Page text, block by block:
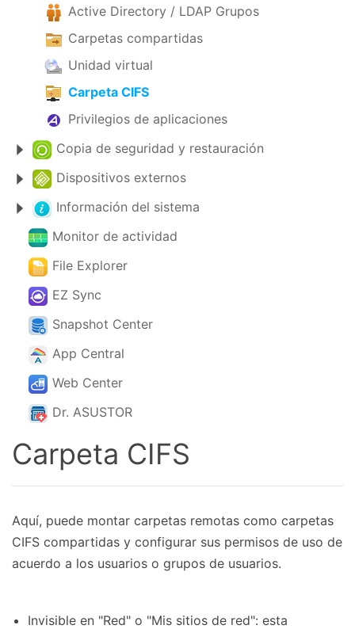
Active Directory / LDAP Grupos
Carpetas compartidas
Unidad virtual
Carpeta CIFS
Privilegios de aplicaciones
Copia de seguridad y restauración
Dispositivos externos
Información del sistema
Monitor de actividad
File Explorer
EZ Sync
Snapshot Center
App Central
Web Center
Dr. ASUSTOR
Carpeta CIFS
Aquí, puede montar carpetas remotas como carpetas
CIFS compartidas y configurar sus permisos de uso de
acuerdo a los usuarios o grupos de usuarios.
Invisible en "Red" o "Mis sitios de red": esta